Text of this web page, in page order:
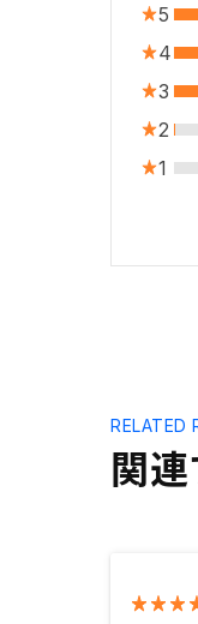
5
4
3
2
1
関連
RELATED